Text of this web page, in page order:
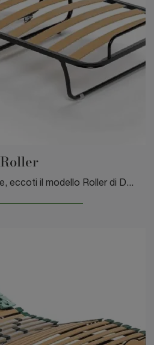
Roller
Se cerchi reti letto fisse, eccoti il modello Roller di DEM armonie del sonno per ultimare la zona notte.